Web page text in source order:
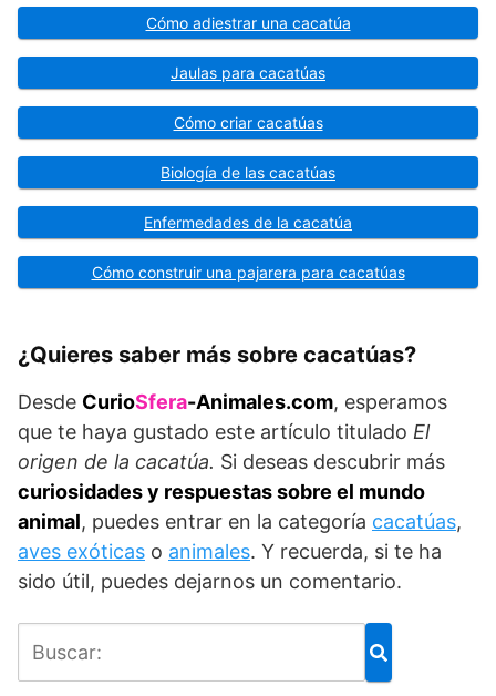
Cómo adiestrar una cacatúa
Jaulas para cacatúas
Cómo criar cacatúas
Biología de las cacatúas
Enfermedades de la cacatúa
Cómo construir una pajarera para cacatúas
¿Quieres saber más sobre cacatúas?
Desde CurioSfera-Animales.com, esperamos
que te haya gustado este artículo titulado El
origen de la cacatúa. Si deseas descubrir más
curiosidades y respuestas sobre el mundo
animal, puedes entrar en la categoría cacatúas,
aves exóticas o animales. Y recuerda, si te ha
sido útil, puedes dejarnos un comentario.